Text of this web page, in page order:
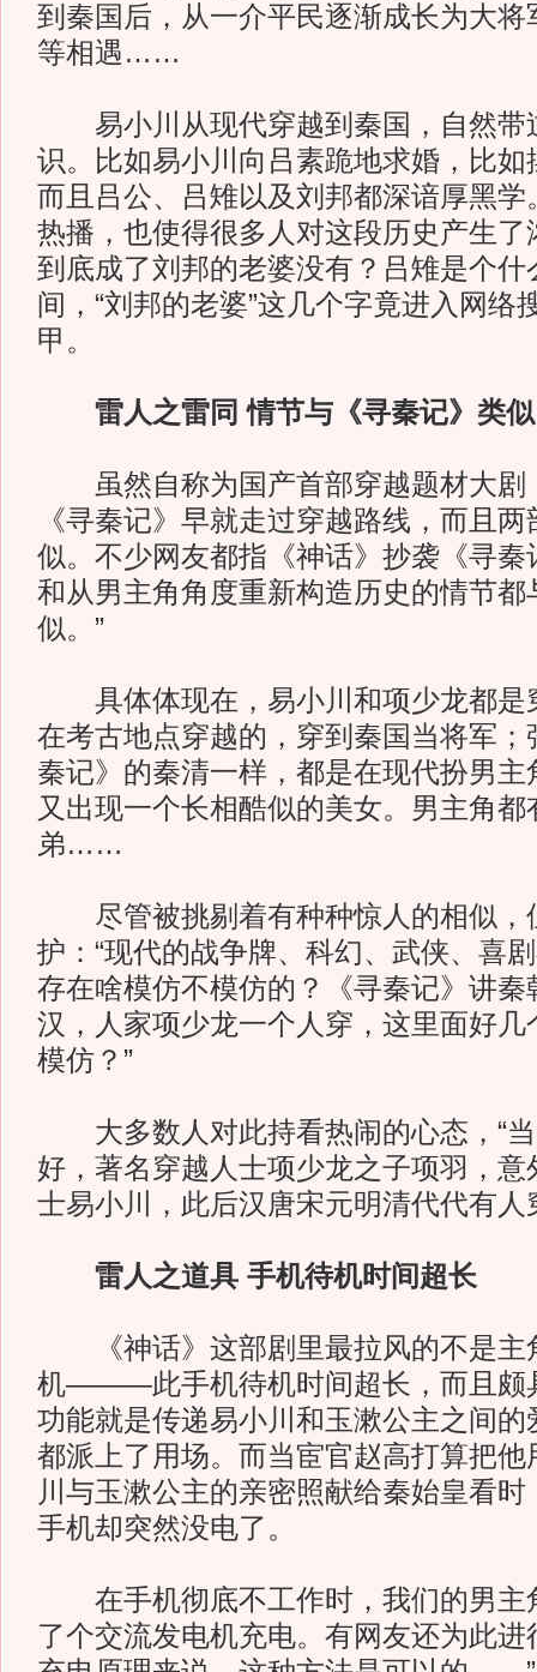
到秦国后，从一介平民逐渐成长为大将
等相遇……
易小川从现代穿越到秦国，自然带
识。比如易小川向吕素跪地求婚，比如
而且吕公、吕雉以及刘邦都深谙厚黑学
热播，也使得很多人对这段历史产生了
到底成了刘邦的老婆没有？吕雉是个什
间，“刘邦的老婆”这几个字竟进入网络
甲。
雷人之雷同 情节与《寻秦记》类似
虽然自称为国产首部穿越题材大剧
《寻秦记》早就走过穿越路线，而且
似。不少网友都指《神话》抄袭《寻秦
和从男主角角度重新构造历史的情节都
似。”
具体体现在，易小川和项少龙都是
在考古地点穿越的，穿到秦国当将军；
秦记》的秦清一样，都是在现代扮男主
又出现一个长相酷似的美女。男主角
弟……
尽管被挑剔着有种种惊人的相似，
护：“现代的战争牌、科幻、武侠、喜
存在啥模仿不模仿的？《寻秦记》讲秦
汉，人家项少龙一个人穿，这里面好几
模仿？”
大多数人对此持看热闹的心态，“当
好，著名穿越人士项少龙之子项羽，意
士易小川，此后汉唐宋元明清代代有
雷人之道具 手机待机时间超长
《神话》这部剧里最拉风的不是主
机———此手机待机时间超长，而且颇
功能就是传递易小川和玉漱公主之间的
都派上了用场。而当宦官赵高打算把他
川与玉漱公主的亲密照献给秦始皇看
手机却突然没电了。
在手机彻底不工作时，我们的男主
了个交流发电机充电。有网友还为此进